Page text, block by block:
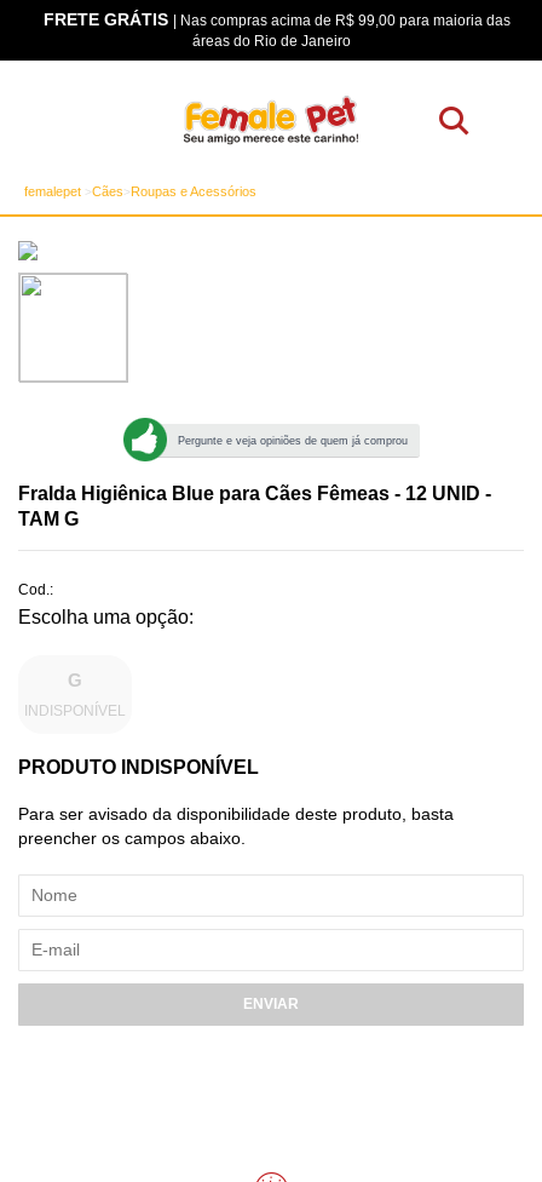
FRETE GRÁTIS | Nas compras acima de R$ 99,00 para maioria das
áreas do Rio de Janeiro
femalepet Cães Roupas e Acessórios
Pergunte e veja opiniões de quem já comprou
Fralda Higiênica Blue para Cães Fêmeas - 12 UNID -
TAM G
Cod.:
G
INDISPONÍVEL
PRODUTO INDISPONÍVEL
Para ser avisado da disponibilidade deste produto, basta
preencher os campos abaixo.
ENVIAR